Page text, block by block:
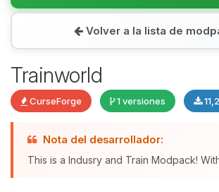
Volver a la lista de
Trainworld
CurseForge 1 versiones
Nota del desarrollador:
This is a Indusry and Train Modpack!
hablar! Soy Choupy, tu
asistente de BoxToPlay.